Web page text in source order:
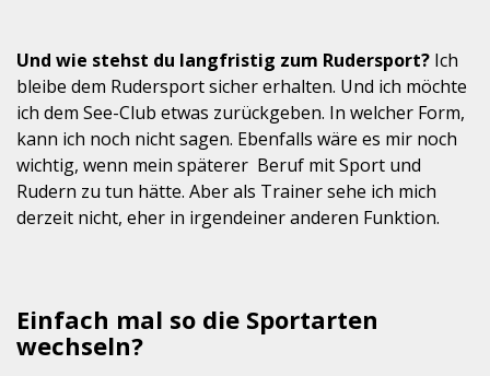
Und wie stehst du langfristig zum Rudersport? Ich
bleibe dem Rudersport sicher erhalten. Und ich möchte
ich dem See-Club etwas zurückgeben. In welcher Form,
kann ich noch nicht sagen. Ebenfalls wäre es mir noch
wichtig, wenn mein späterer Beruf mit Sport und
Rudern zu tun hätte. Aber als Trainer sehe ich mich
derzeit nicht, eher in irgendeiner anderen Funktion.
Einfach mal so die Sportarten
wechseln?